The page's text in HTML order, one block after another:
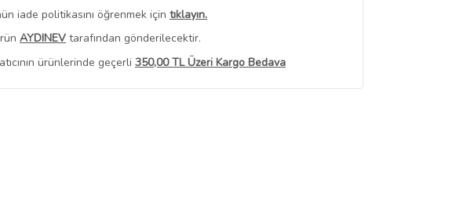
iade politikasını öğrenmek için tıklayın.
AYDINEV tarafından gönderilecektir.
ürünlerinde geçerli 350,00 TL Üzeri Kargo Bedava
Tüm Ürünlerini Görüntüle